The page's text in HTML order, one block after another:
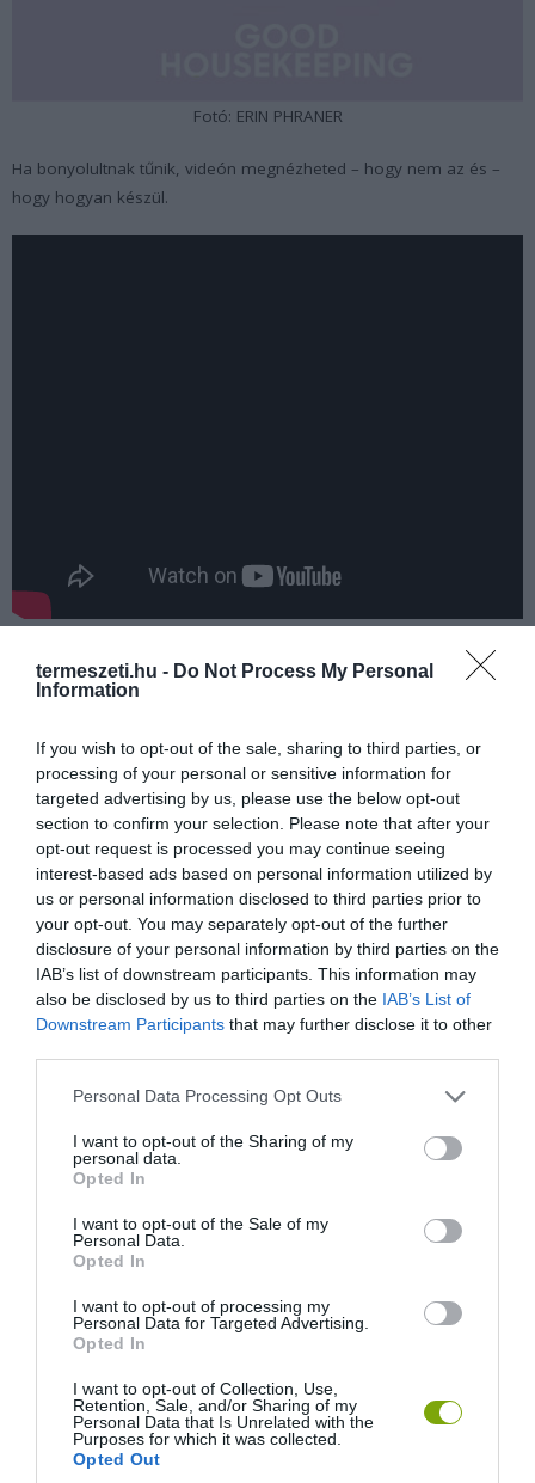
termeszeti.hu - Do Not Process My Personal
Information
If you wish to opt-out of the sale, sharing to third parties, or
processing of your personal or sensitive information for
targeted advertising by us, please use the below opt-out
section to confirm your selection. Please note that after your
opt-out request is processed you may continue seeing
interest-based ads based on personal information utilized by
us or personal information disclosed to third parties prior to
your opt-out. You may separately opt-out of the further
disclosure of your personal information by third parties on the
IAB’s list of downstream participants. This information may
also be disclosed by us to third parties on the IAB’s List of
Downstream Participants that may further disclose it to other
Please note that this website/app uses one or more Google
not limited to your visit or usage behaviour. You may click to
grant or deny consent to Google and its third-party tags to
use your data for below specified purposes in below Google
consent section.
Personal Data Processing Opt Outs
I want to opt-out of the Sharing of my
personal data.
Opted In
I want to opt-out of the Sale of my
Personal Data.
Opted In
I want to opt-out of processing my
Personal Data for Targeted Advertising.
Opted In
I want to opt-out of Collection, Use,
Retention, Sale, and/or Sharing of my
Personal Data that Is Unrelated with the
Purposes for which it was collected.
Opted Out
Fotó: ERIN PHRANER
Ha bonyolultnak tűnik, videón megnézheted – hogy nem az és –
hogy hogyan készül.
Szintén fonal vagy zsinór
felhasználásával és némi textil
kombinálásával készült.